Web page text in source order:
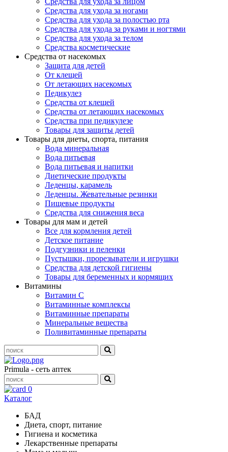
Средства для ухода за ногами
Средства для ухода за полостью рта
Средства для ухода за руками и ногтями
Средства для ухода за телом
Средства косметические
Средства от насекомых
Защита для детей
От клещей
От летающих насекомых
Педикулез
Средства от клещей
Средства от летающих насекомых
Средства при педикулезе
Товары для защиты детей
Товары для диеты, спорта, питания
Вода минеральная
Вода питьевая
Вода питьевая и напитки
Диетические продукты
Леденцы, карамель
Леденцы. Жевательные резинки
Пищевые продукты
Средства для снижения веса
Товары для мам и детей
Все для кормления детей
Детское питание
Подгузники и пеленки
Пустышки, прорезыватели и игрушки
Средства для детской гигиены
Товары для беременных и кормящих
Витамины
Витамин С
Витаминные комплексы
Витаминные препараты
Минеральные вещества
Поливитаминные препараты
Primula - сеть аптек
0
Каталог
БАД
Диета, спорт, питание
Гигиена и косметика
Лекарственные препараты